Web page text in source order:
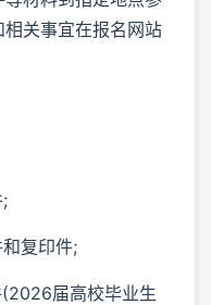
关事宜在报名网站
复印件;
届高校毕业生